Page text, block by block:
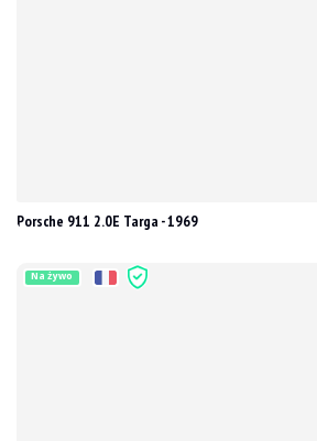
Porsche 911 2.0E Targa - 1969
Na żywo